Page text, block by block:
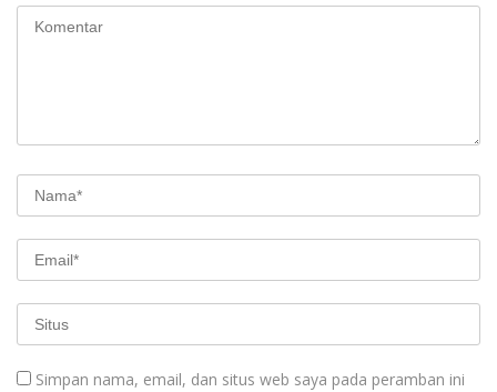
Simpan nama, email, dan situs web saya pada peramban ini